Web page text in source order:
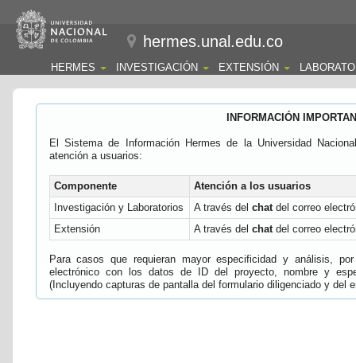
hermes.unal.edu.co
HERMES INVESTIGACIÓN EXTENSIÓN
INFORMACIÓN
El Sistema de Información Hermes de la Universidad
atención a usuarios:
Componente
Atención a los usuarios
Investigación y Laboratorios
A través del chatdel correo
Extensión
A través del chatdel correo
Para casos que requieran mayor especificidad y análisis,
electrónico con los datos de ID del proyecto, nombre y
(Incluyendo capturas de pantalla del formulario diligenciado y del